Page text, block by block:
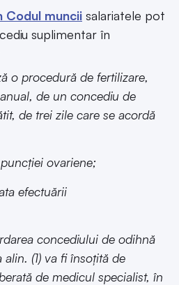
Codul muncii salariatele pot
suplimentar în
o procedură de fertilizare,
de un concediu de
de trei zile care se acordă
ovariene;
efectuării
concediului de odihnă
(1) va fi însoțită de
de medicul specialist, în